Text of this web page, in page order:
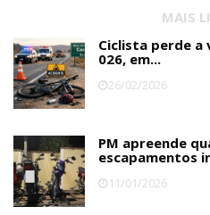
MAIS
Ciclista perde a
026, em...
26/02/2026
PM apreende
escapamentos
11/01/2026